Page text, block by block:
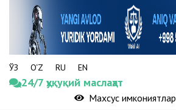
ЎЗ O‘Z RU EN
24/7 ҳуқуқий маслаҳат
Махсус имкониятлар